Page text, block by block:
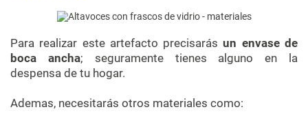
Para realizar este artefacto precisarásun envase de
boca ancha; seguramente tienes alguno en la
despensa de tu hogar.
Ademas, necesitarás otros materiales como: